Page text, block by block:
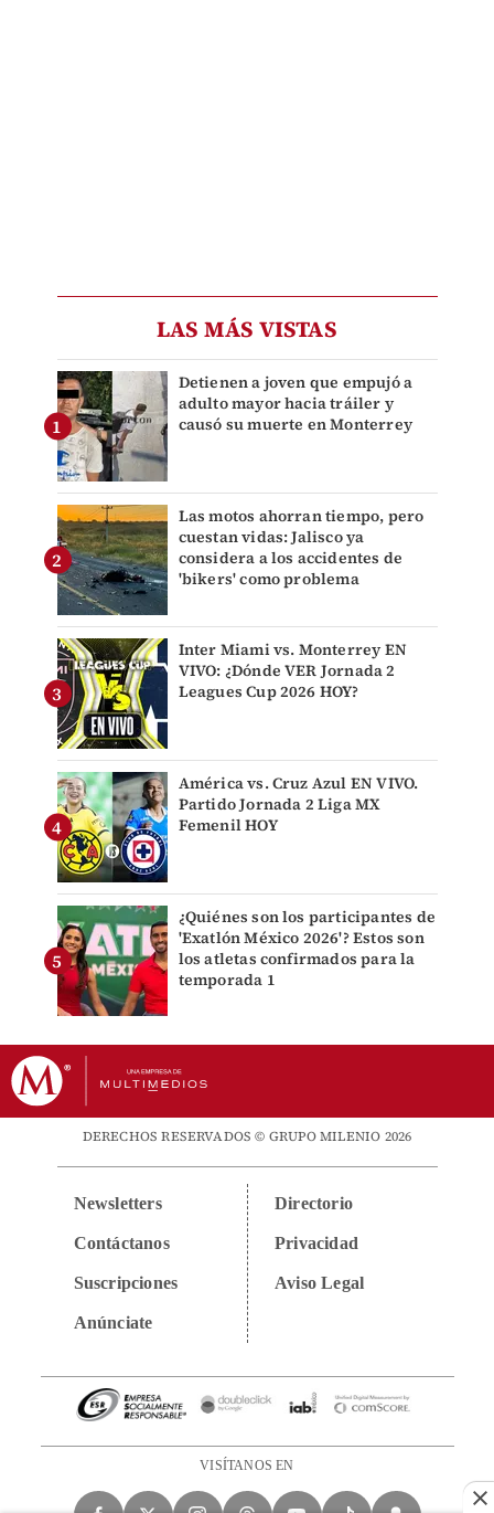
LAS MÁS VISTAS
Detienen a joven que empujó a
adulto mayor hacia tráiler y
causó su muerte en Monterrey
Las motos ahorran tiempo, pero
cuestan vidas: Jalisco ya
considera a los accidentes de
'bikers' como problema
Inter Miami vs. Monterrey EN
VIVO: ¿Dónde VER Jornada 2
Leagues Cup 2026 HOY?
América vs. Cruz Azul EN VIVO.
Partido Jornada 2 Liga MX
Femenil HOY
¿Quiénes son los participantes de
'Exatlón México 2026'? Estos son
los atletas confirmados para la
temporada 1
DERECHOS RESERVADOS © GRUPO MILENIO 2026
Newsletters
Contáctanos
Suscripciones
Anúnciate
Directorio
Privacidad
Aviso Legal
VISÍTANOS EN